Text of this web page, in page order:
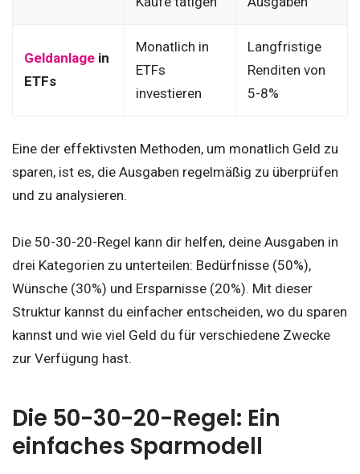
Geldanlage in
ETFs
Monatlich in
ETFs
investieren
Langfristige
Renditen von
5-8%
Eine der effektivsten Methoden, um monatlich Geld zu
sparen, ist es, die Ausgaben regelmäßig zu überprüfen
und zu analysieren.
Die 50-30-20-Regel kann dir helfen, deine Ausgaben in
drei Kategorien zu unterteilen: Bedürfnisse (50%),
Wünsche (30%) und Ersparnisse (20%). Mit dieser
Struktur kannst du einfacher entscheiden, wo du sparen
kannst und wie viel Geld du für verschiedene Zwecke
zur Verfügung hast.
Die 50-30-20-Regel: Ein
einfaches Sparmodell